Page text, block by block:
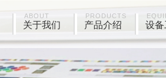
ABOUT
关于我们
PRODUCTS
产品介绍 设备